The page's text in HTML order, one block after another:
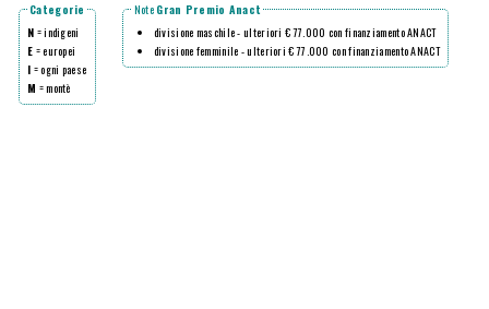
Categorie
N = indigeni
E = europei
I = ogni paese
M = montè
Note Gran Premio Anact
divisione maschile - ulteriori € 77.000 con finanziamento ANACT
divisione femminile - ulteriori € 77.000 con finanziamento ANACT